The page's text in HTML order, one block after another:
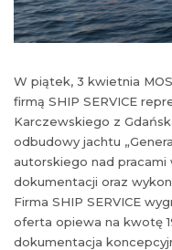
W piątek, 3 kwietnia
firmą SHIP SERVICE
Karczewskiego z
odbudowy jachtu
autorskiego nad
dokumentacji oraz
Firma SHIP SERVICE
oferta opiewa na kwotę
dokumentacja